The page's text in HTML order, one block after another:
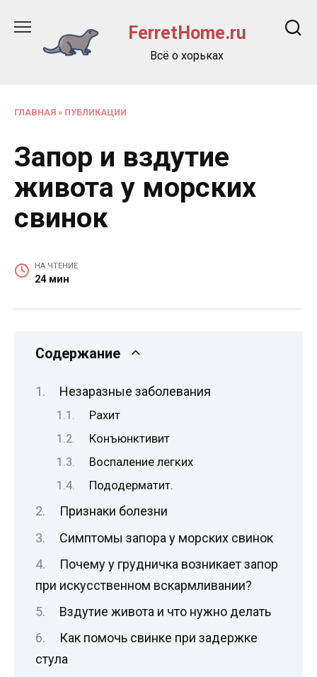
содержанию
FerretHome.ru
Всё о хорьках
ГЛАВНАЯ » ПУБЛИКАЦИИ
Запор и вздутие
живота у морских
свинок
НА ЧТЕНИЕ
24 мин
Содержание
Незаразные заболевания
Рахит
Конъюнктивит
Воспаление легких
Пододерматит.
Признаки болезни
Симптомы запора у морских свинок
Почему у грудничка возникает запор
при искусственном вскармливании?
Вздутие живота и что нужно делать
Как помочь свинке при задержке
стула